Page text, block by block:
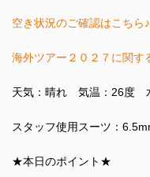
空き状況のご確認はこちら♪
海外ツアー２０２７に関す
天気：晴れ 気温：26度
スタッフ使用スーツ：
★本日のポイント★